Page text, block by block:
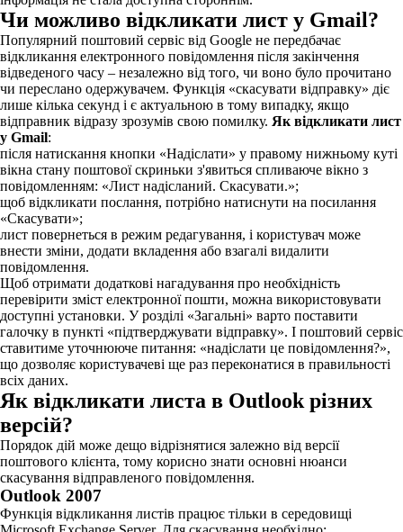
Чи можливо відкликати лист у Gmail?
Популярний поштовий сервіс від Google не передбачає
відкликання електронного повідомлення після закінчення
відведеного часу – незалежно від того, чи воно було прочитано
чи переслано одержувачем. Функція «скасувати відправку» діє
лише кілька секунд і є актуальною в тому випадку, якщо
відправник відразу зрозумів свою помилку. Як відкликати лист
у Gmail:
після натискання кнопки «Надіслати» у правому нижньому куті
вікна стану поштової скриньки з'явиться спливаюче вікно з
повідомленням: «Лист надісланий. Скасувати.»;
щоб відкликати послання, потрібно натиснути на посилання
«Скасувати»;
лист повернеться в режим редагування, і користувач може
внести зміни, додати вкладення або взагалі видалити
повідомлення.
Щоб отримати додаткові нагадування про необхідність
перевірити зміст електронної пошти, можна використовувати
доступні установки. У розділі «Загальні» варто поставити
галочку в пункті «підтверджувати відправку». І поштовий сервіс
ставитиме уточнююче питання: «надіслати це повідомлення?»,
що дозволяє користувачеві ще раз переконатися в правильності
всіх даних.
Як відкликати листа в Outlook різних
версій?
Порядок дій може дещо відрізнятися залежно від версії
поштового клієнта, тому корисно знати основні нюанси
скасування відправленого повідомлення.
Outlook 2007
Функція відкликання листів працює тільки в середовищі